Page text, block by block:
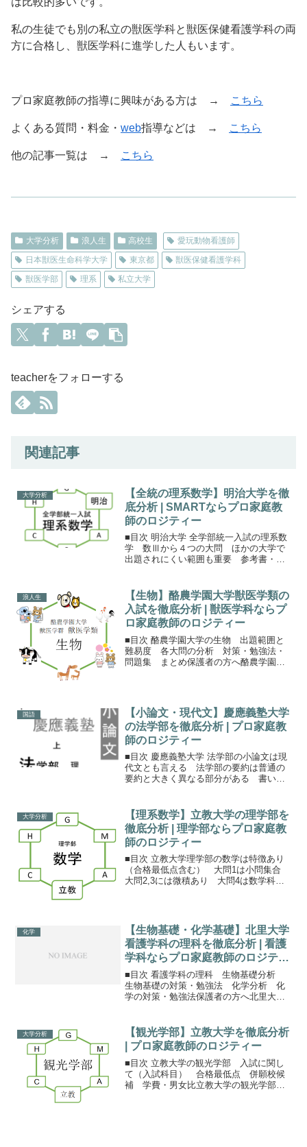
私の生徒でも別の私立の獣医学科と獣医保健看護学科の両
方に合格し、獣医学科に進学した人もいます。
プロ家庭教師の指導に興味がある方は → こちら
よくある質問・料金・ web指導などは → こちら
他の記事一覧は → こちら
大学分析 浪人生 高校生
愛玩動物看護師
日本獣医生命科学大学
東京都
獣医保健看護学科
獣医学部
理系 私立大学
シェアする
teacherをフォローする
関連記事
大学分析
【全統の理系数学】明治大学を徹
底分析 | SMARTならプロ家庭教
師のロジティー
■目次 明治大学 全学部統一入試の理系数
学 数Ⅲから４つの大問 ほかの大学で
出題されにくい範囲も重要 参考書・問
重要な入試である一般選抜は、全学部統
一入学試験学部別入...
浪人生
【生物】酪農学園大学獣医学類の
入試を徹底分析 | 獣医学科ならプ
ロ家庭教師のロジティー
■目次 酪農学園大学の生物 出題範囲と
難易度 各大問の分析 対策・勉強法・
問題集 まとめ保護者の方へ酪農学園大
できるように作成...
国語
【小論文・現代文】慶應義塾大学
の法学部を徹底分析 | プロ家庭教
師のロジティー
■目次 慶應義塾大学 法学部の小論文は現
代文とも言える 法学部の要約は普通の
要約と大きく異なる部分がある 書いて
学 法学部の小論文は、要約と自分の意
見の2本立て。科目名...
大学分析
【理系数学】立教大学の理学部を
徹底分析 | 理学部ならプロ家庭教
師のロジティー
■目次 立教大学理学部の数学は特徴あり
（合格最低点含む） 大問1は小問集合
大問2,3には微積あり 大問4は数学科専
要なのは理学部...
化学
【生物基礎・化学基礎】北里大学
看護学科の理科を徹底分析 | 看護
学科ならプロ家庭教師のロジティ
ー
■目次 看護学科の理科 生物基礎分析
生物基礎の対策・勉強法 化学分析 化
学の対策・勉強法保護者の方へ北里大学
いです。北里の看護では、化学基礎生物
基礎数学ⅠAの中から１...
大学分析
【観光学部】立教大学を徹底分析
| プロ家庭教師のロジティー
■目次 立教大学の観光学部 入試に関し
て（入試科目） 合格最低点 併願校候
補 学費・男女比立教大学の観光学部観